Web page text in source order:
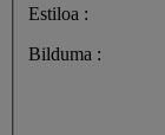
Estiloa :
Bilduma :